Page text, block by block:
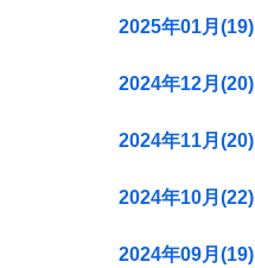
2025年01月(19)
2024年12月(20)
2024年11月(20)
2024年10月(22)
2024年09月(19)